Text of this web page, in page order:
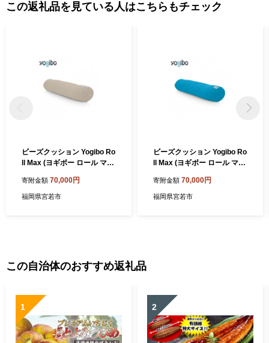
この返礼品を見ている人はこちらもチェック
ビーズクッション Yogibo Ro
ll Max (ヨギボー ロール マッ
LG]
寄附金額 70,000円
福岡県宮若市
ビーズクッション Yogibo Ro
ll Max (ヨギボー ロール マッ
TQ]
寄附金額 70,000円
福岡県宮若市
この自治体のおすすめ返礼品
1 2